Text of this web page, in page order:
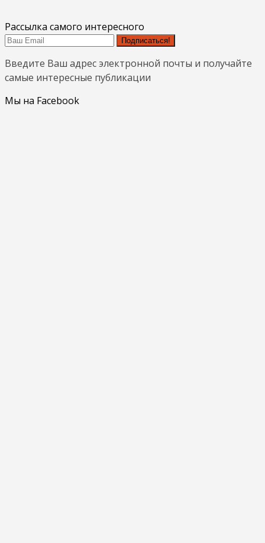
Рассылка самого интересного
Подписаться!
Введите Ваш адрес электронной почты и получайте
самые интересные публикации
Мы на Facebook